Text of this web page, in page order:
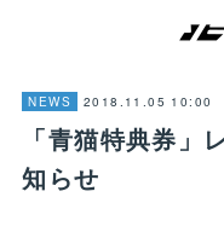
NEWS 2018.11.05 10:00
「青猫特典券」
知らせ